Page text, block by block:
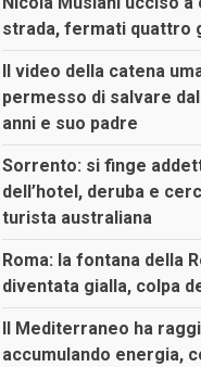
strada, fermati quattro
Il video della catena
permesso di salvare
anni e suo padre
Sorrento: si finge
dell’hotel, deruba e
turista australiana
Roma: la fontana della
diventata gialla, colpa
Il Mediterraneo ha
accumulando energia,